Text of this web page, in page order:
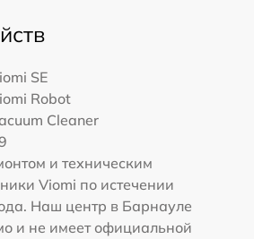
SE
Robot
Cleaner
и техническим
Viomi по истечении
Наш центр в Барнауле
и не имеет официальной